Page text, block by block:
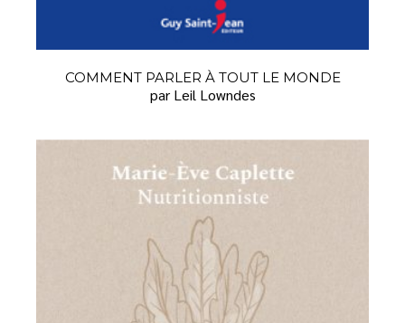
COMMENT PARLER À TOUT LE MONDE
par Leil Lowndes